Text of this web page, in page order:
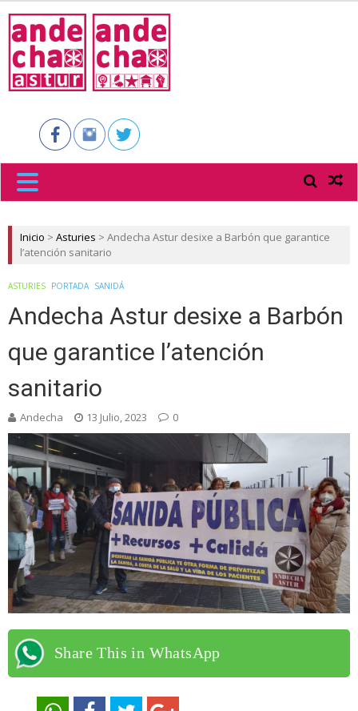
ASTUR
Inicio > Asturies > Andecha Astur desixe a Barbón que garantice
l’atención sanitario
ASTURIES PORTADA SANIDÁ
Andecha Astur desixe a Barbón
que garantice l’atención
sanitario
Andecha 13 Julio, 2023 0
Share This in WhatsApp